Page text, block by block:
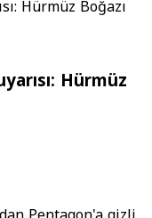
Hürmüz